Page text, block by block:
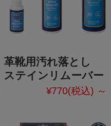
革靴用汚れ落とし
ステインリムーバー
¥770(税込) ～